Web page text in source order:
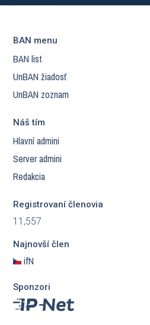
BAN menu
BAN list
UnBAN žiadosť
UnBAN zoznam
Náš tím
Hlavní admini
Server admini
Redakcia
Registrovaní členovia
11,557
Najnovší člen
ifN
Sponzori